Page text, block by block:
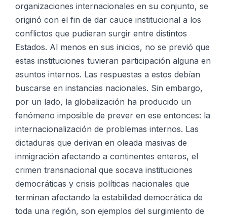
organizaciones internacionales en su conjunto, se
originó con el fin de dar cauce institucional a los
conflictos que pudieran surgir entre distintos
Estados. Al menos en sus inicios, no se previó que
estas instituciones tuvieran participación alguna en
asuntos internos. Las respuestas a estos debían
buscarse en instancias nacionales. Sin embargo,
por un lado, la globalización ha producido un
fenómeno imposible de prever en ese entonces: la
internacionalización de problemas internos. Las
dictaduras que derivan en oleada masivas de
inmigración afectando a continentes enteros, el
crimen transnacional que socava instituciones
democráticas y crisis políticas nacionales que
terminan afectando la estabilidad democrática de
toda una región, son ejemplos del surgimiento de